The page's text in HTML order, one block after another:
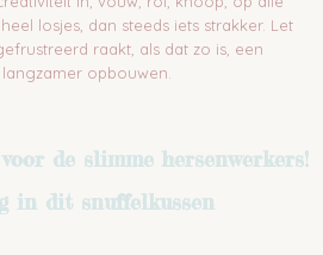
losjes, dan steeds iets strakker. Let
raakt, als dat zo is, een
opbouwen.
de slimme hersenwerkers!
in dit snuffelkussen